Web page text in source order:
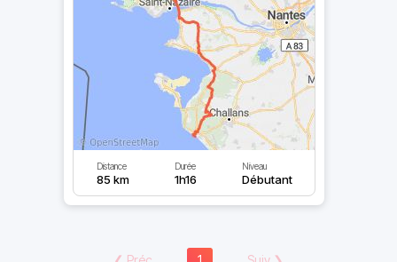
Distance
85 km
Durée
1h16
Niveau
Débutant